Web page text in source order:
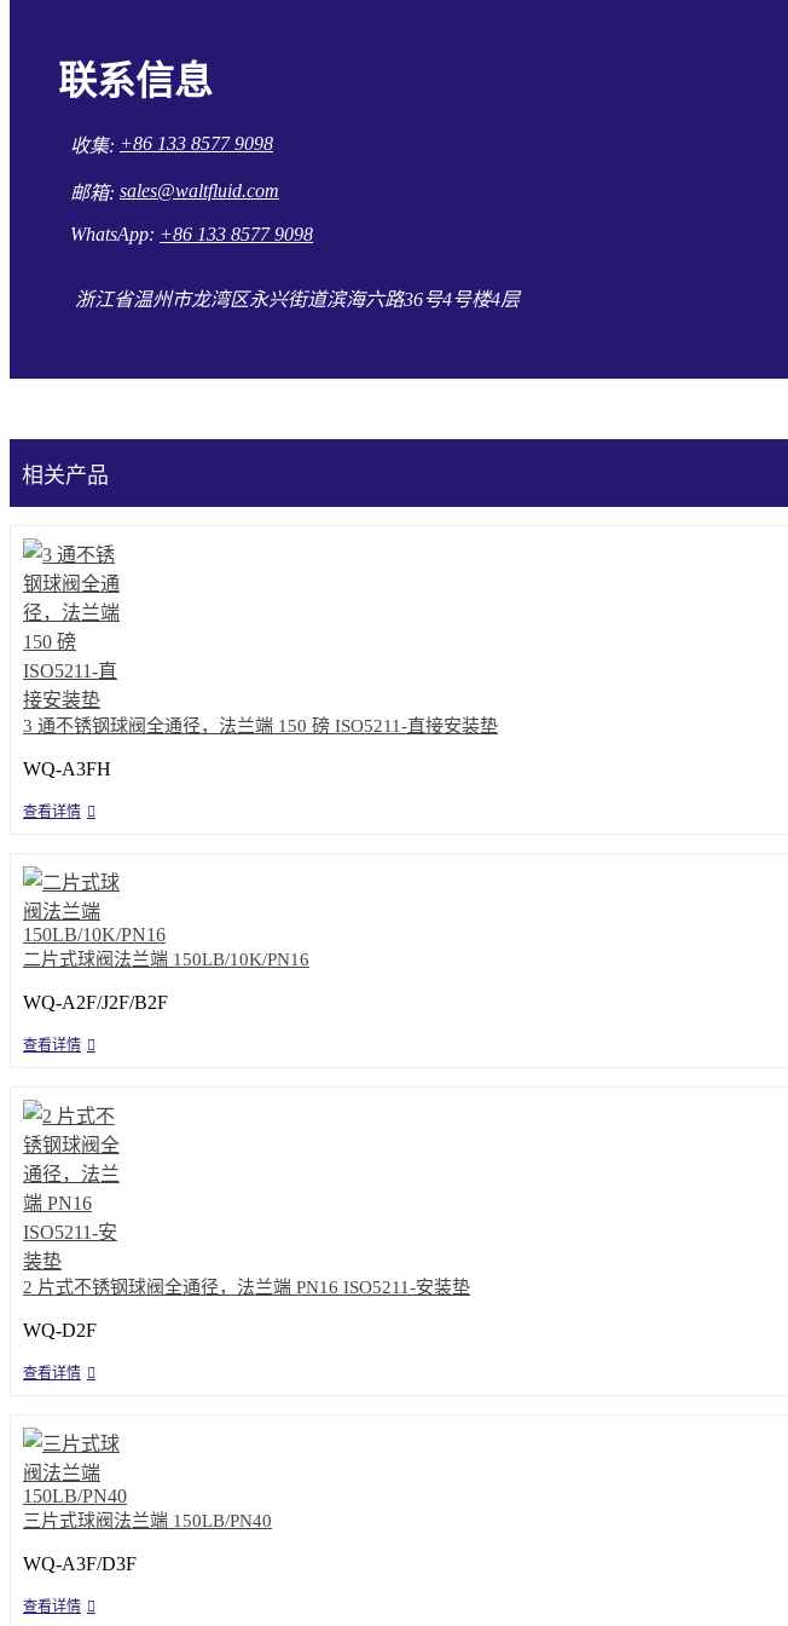
联系信息
收集: +86 133 8577 9098
邮箱: sales@waltfluid.com
WhatsApp: +86 133 8577 9098
浙江省温州市龙湾区永兴街道滨海六路36号4号楼4层
相关产品
3 通不锈钢球阀全通径，法兰端 150 磅 ISO5211-直接安装垫
WQ-A3FH
查看详情
二片式球阀法兰端 150LB/10K/PN16
WQ-A2F/J2F/B2F
查看详情
2 片式不锈钢球阀全通径，法兰端 PN16 ISO5211-安装垫
WQ-D2F
查看详情
三片式球阀法兰端 150LB/PN40
WQ-A3F/D3F
查看详情